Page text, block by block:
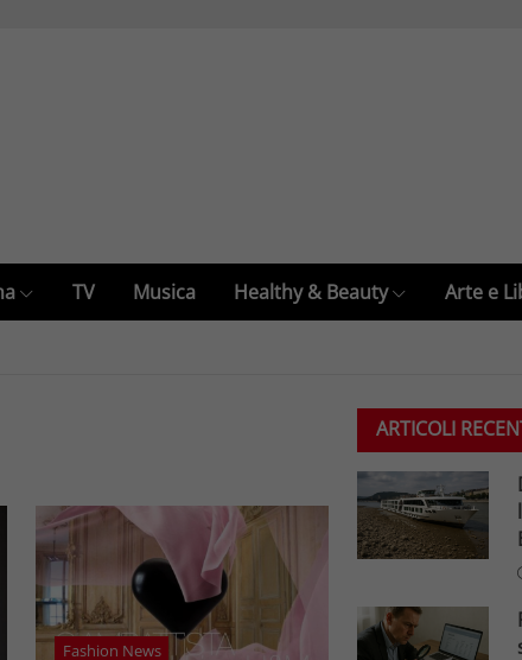
TV Musica Healthy & Beauty Arte e
Fashion News
ARTICOLI